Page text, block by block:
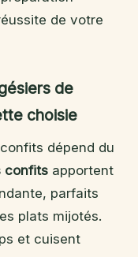
de votre
de
choisie
dépend du
confits apportent
parfaits
plats mijotés.
et cuisent